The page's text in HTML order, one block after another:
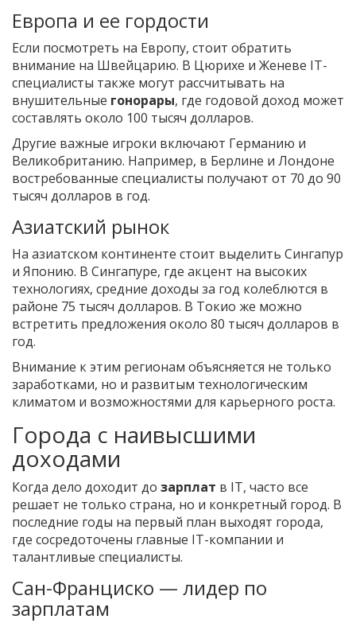
Европа и ее гордости
Если посмотреть на Европу, стоит обратить
внимание на Швейцарию. В Цюрихе и Женеве IT-
специалисты также могут рассчитывать на
внушительные гонорары, где годовой доход может
составлять около 100 тысяч долларов.
Другие важные игроки включают Германию и
Великобританию. Например, в Берлине и Лондоне
востребованные специалисты получают от 70 до 90
тысяч долларов в год.
Азиатский рынок
На азиатском континенте стоит выделить Сингапур
и Японию. В Сингапуре, где акцент на высоких
технологиях, средние доходы за год колеблются в
районе 75 тысяч долларов. В Токио же можно
встретить предложения около 80 тысяч долларов в
год.
Внимание к этим регионам объясняется не только
заработками, но и развитым технологическим
климатом и возможностями для карьерного роста.
Города с наивысшими
доходами
Когда дело доходит до зарплат в IT, часто все
решает не только страна, но и конкретный город. В
последние годы на первый план выходят города,
где сосредоточены главные IT-компании и
талантливые специалисты.
Сан-Франциско — лидер по
зарплатам